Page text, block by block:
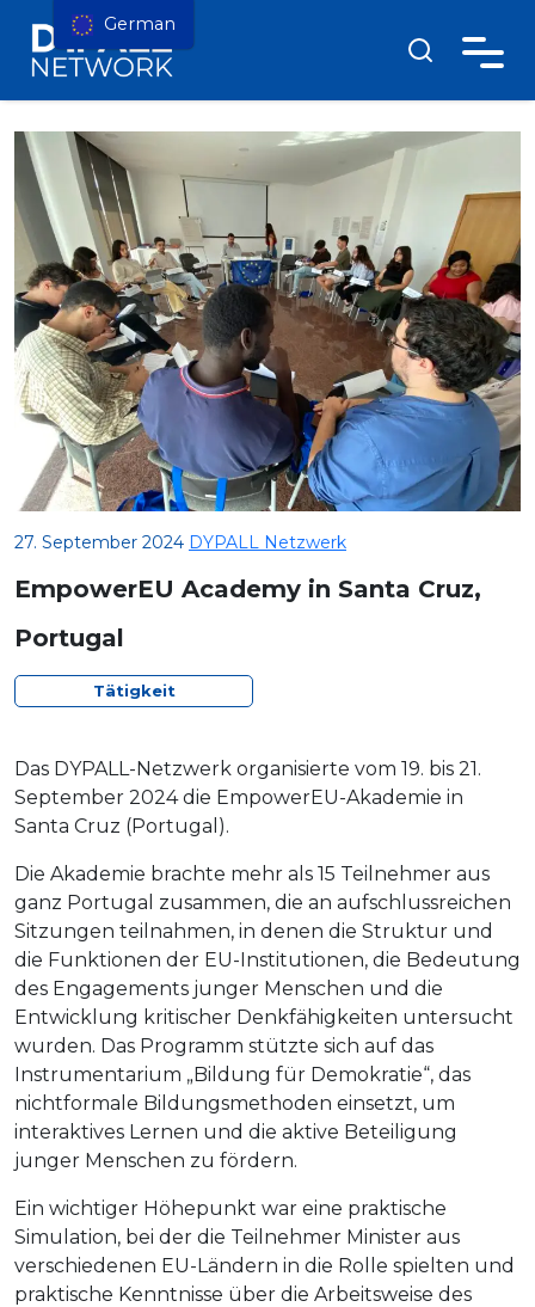
27. September 2024 DYPALL Netzwerk
EmpowerEU Academy in Santa Cruz,
Portugal
Tätigkeit
Das DYPALL-Netzwerk organisierte vom 19. bis 21.
September 2024 die EmpowerEU-Akademie in
Santa Cruz (Portugal).
Die Akademie brachte mehr als 15 Teilnehmer aus
ganz Portugal zusammen, die an aufschlussreichen
Sitzungen teilnahmen, in denen die Struktur und
die Funktionen der EU-Institutionen, die Bedeutung
des Engagements junger Menschen und die
Entwicklung kritischer Denkfähigkeiten untersucht
wurden. Das Programm stützte sich auf das
Instrumentarium „Bildung für Demokratie“, das
nichtformale Bildungsmethoden einsetzt, um
interaktives Lernen und die aktive Beteiligung
junger Menschen zu fördern.
Ein wichtiger Höhepunkt war eine praktische
Simulation, bei der die Teilnehmer Minister aus
verschiedenen EU-Ländern in die Rolle spielten und
praktische Kenntnisse über die Arbeitsweise des
German